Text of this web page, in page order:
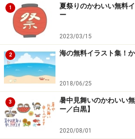
13-Thirteen
翼・羽根・ジュエリー・インテリ
綺麗系のクリップアートが中心。
和風作品もおすすめ。
1
夏祭りのかわいい無料
ー
2023/03/15
2 海の無料イラスト集！
2018/06/25
3
暑中見舞いのかわいい
ー／白黒】
2020/08/01